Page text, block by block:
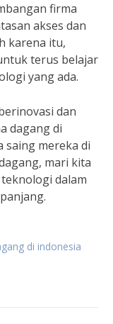
firma
akses dan
karena itu,
terus belajar
yang ada.
dan
dagang di
saing mereka di
mari kita
dalam
di indonesia